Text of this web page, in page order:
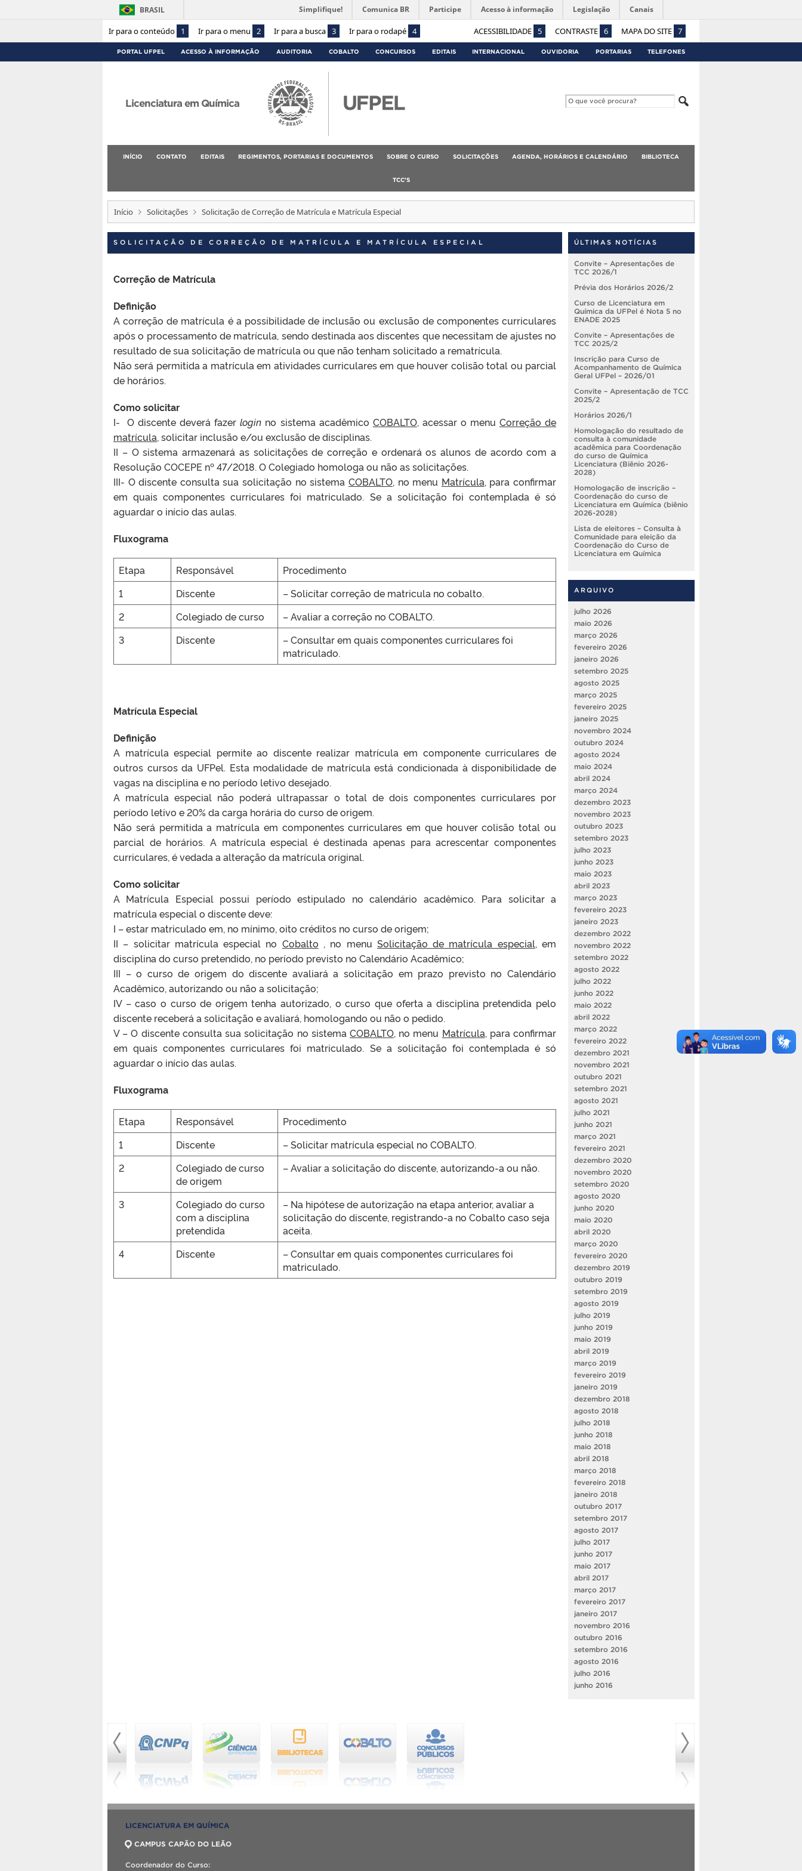
Ir para o conteúdo 1 Ir para o menu 2 Ir para a busca 3 Ir para o rodapé 4 ACESSIBILIDADE 5 CONTRASTE 6 MAPA DO SITE 7
BRASIL Simplifique! Comunica BR Participe Acesso à informação Legislação Canais
PORTAL UFPEL ACESSO À INFORMAÇÃO AUDITORIA COBALTO CONCURSOS EDITAIS INTERNACIONAL OUVIDORIA PORTARIAS TELEFONES
Licenciatura em Química
INÍCIO CONTATO EDITAIS REGIMENTOS, PORTARIAS E DOCUMENTOS SOBRE O CURSO SOLICITAÇÕES AGENDA, HORÁRIOS E CALENDÁRIO BIBLIOTECA
TCC’S
Início Solicitações Solicitação de Correção de Matrícula e Matrícula Especial
SOLICITAÇÃO DE CORREÇÃO DE MATRÍCULA E MATRÍCULA ESPECIAL
Correção de Matrícula
Definição
A correção de matrícula é a possibilidade de inclusão ou exclusão de componentes curriculares
após o processamento de matrícula, sendo destinada aos discentes que necessitam de ajustes no
resultado de sua solicitação de matrícula ou que não tenham solicitado a rematrícula.
Não será permitida a matrícula em atividades curriculares em que houver colisão total ou parcial
de horários.
Como solicitar
I- O discente deverá fazerlogin no sistema acadêmico COBALTO, acessar o menu Correção de
matrícula, solicitar inclusão e/ou exclusão de disciplinas.
II – O sistema armazenará as solicitações de correção e ordenará os alunos de acordo com a
Resolução COCEPE nº 47/2018. O Colegiado homologa ou não as solicitações.
III- O discente consulta sua solicitação no sistema COBALTO, no menu Matrícula, para confirmar
em quais componentes curriculares foi matriculado. Se a solicitação foi contemplada é só
aguardar o início das aulas.
Fluxograma
Etapa Responsável
Procedimento
1
Discente
– Solicitar correção de matricula no cobalto.
2
Colegiado de curso
– Avaliar a correção no COBALTO.
3
Discente
– Consultar em quais componentes curriculares foi
matriculado.
Matrícula Especial
Definição
A matrícula especial permite ao discente realizar matrícula em componente curriculares de
outros cursos da UFPel. Esta modalidade de matrícula está condicionada à disponibilidade de
vagas na disciplina e no período letivo desejado.
A matrícula especial não poderá ultrapassar o total de dois componentes curriculares por
período letivo e 20% da carga horária do curso de origem.
Não será permitida a matrícula em componentes curriculares em que houver colisão total ou
parcial de horários. A matrícula especial é destinada apenas para acrescentar componentes
curriculares, é vedada a alteração da matrícula original.
Como solicitar
A Matrícula Especial possui período estipulado no calendário acadêmico. Para solicitar a
matrícula especial o discente deve:
I – estar matriculado em, no mínimo, oito créditos no curso de origem;
II – solicitar matrícula especial no Cobalto , no menu Solicitação de matrícula especial, em
disciplina do curso pretendido, no período previsto no Calendário Acadêmico;
III – o curso de origem do discente avaliará a solicitação em prazo previsto no Calendário
Acadêmico, autorizando ou não a solicitação;
IV – caso o curso de origem tenha autorizado, o curso que oferta a disciplina pretendida pelo
discente receberá a solicitação e avaliará, homologando ou não o pedido.
V – O discente consulta sua solicitação no sistema COBALTO, no menu Matrícula, para confirmar
em quais componentes curriculares foi matriculado. Se a solicitação foi contemplada é só
aguardar o início das aulas.
Fluxograma
Etapa Responsável
Procedimento
1
Discente
– Solicitar matrícula especial no COBALTO.
2
Colegiado de curso
de origem
– Avaliar a solicitação do discente, autorizando-a ou não.
3
Colegiado do curso
com a disciplina
pretendida
– Na hipótese de autorização na etapa anterior, avaliar a
solicitação do discente, registrando-a no Cobalto caso seja
aceita.
4
Discente
– Consultar em quais componentes curriculares foi
matriculado.
ÚLTIMAS NOTÍCIAS
Convite – Apresentações de
TCC 2026/1
Prévia dos Horários 2026/2
Curso de Licenciatura em
Química da UFPel é Nota 5 no
ENADE 2025
Convite – Apresentações de
TCC 2025/2
Inscrição para Curso de
Acompanhamento de Química
Geral UFPel – 2026/01
Convite – Apresentação de TCC
2025/2
Horários 2026/1
Homologação do resultado de
consulta à comunidade
acadêmica para Coordenação
do curso de Química
Licenciatura (Biênio 2026-
2028)
Homologação de inscrição –
Coordenação do curso de
Licenciatura em Química (biênio
2026-2028)
Lista de eleitores – Consulta à
Comunidade para eleição da
Coordenação do Curso de
Licenciatura em Química
ARQUIVO
julho 2026
maio 2026
março 2026
fevereiro 2026
janeiro 2026
setembro 2025
agosto 2025
março 2025
fevereiro 2025
janeiro 2025
novembro 2024
outubro 2024
agosto 2024
maio 2024
abril 2024
março 2024
dezembro 2023
novembro 2023
outubro 2023
setembro 2023
julho 2023
junho 2023
maio 2023
abril 2023
março 2023
fevereiro 2023
janeiro 2023
dezembro 2022
novembro 2022
setembro 2022
agosto 2022
julho 2022
junho 2022
maio 2022
abril 2022
março 2022
fevereiro 2022
dezembro 2021
novembro 2021
outubro 2021
setembro 2021
agosto 2021
julho 2021
junho 2021
março 2021
fevereiro 2021
dezembro 2020
novembro 2020
setembro 2020
agosto 2020
junho 2020
maio 2020
abril 2020
março 2020
fevereiro 2020
dezembro 2019
outubro 2019
setembro 2019
agosto 2019
julho 2019
junho 2019
maio 2019
abril 2019
março 2019
fevereiro 2019
janeiro 2019
dezembro 2018
agosto 2018
julho 2018
junho 2018
maio 2018
abril 2018
março 2018
fevereiro 2018
janeiro 2018
outubro 2017
setembro 2017
agosto 2017
julho 2017
junho 2017
maio 2017
abril 2017
março 2017
fevereiro 2017
janeiro 2017
novembro 2016
outubro 2016
setembro 2016
agosto 2016
julho 2016
junho 2016
LICENCIATURA EM QUÍMICA
CAMPUS CAPÃO DO LEÃO
Coordenador do Curso: